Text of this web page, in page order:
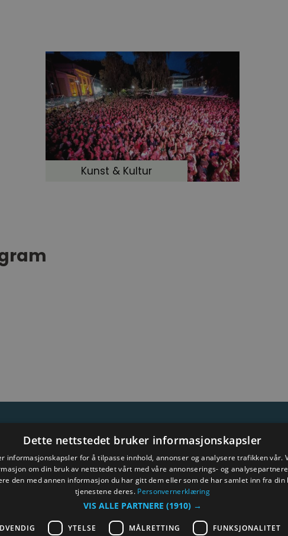
Kunst & Kultur
Kontakt oss Nettstedskart Vilkår og betingelser
Dette nettstedet bruker informasjonskapsler
informasjonskapsler for å tilpasse innhold, annonser og analysere trafikken vår.
om din bruk av nettstedet vårt med våre annonserings- og
den med annen informasjon du har gitt dem eller som de har samlet inn fra din
tjenestene deres. Personvernerklæring
VIS ALLE PARTNERE (1910) →
YTELSE MÅLRETTING FUNKSJONALITET